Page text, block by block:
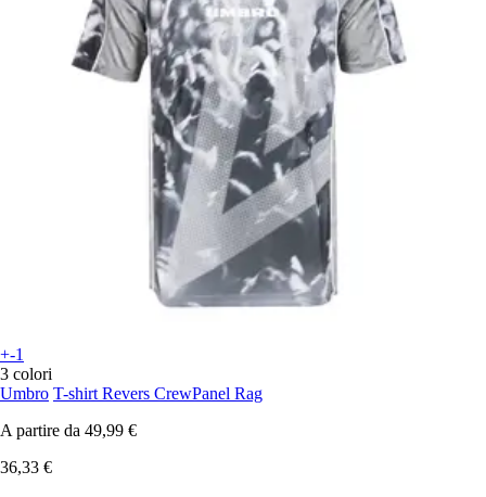
+-1
3 colori
Umbro T-shirt Revers CrewPanel Rag
A partire da 49,99 €
36,33 €